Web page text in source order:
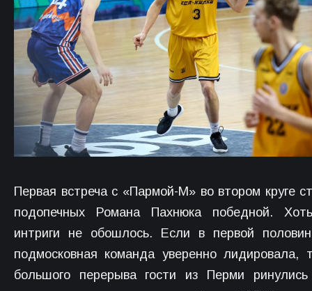
Первая встреча с «Пармой-М» во втором круге
подопечных Романа Пахнюка победной.
интриги не обошлось. Если в первой
подмосковная команда уверенно лидировала,
большого перерыва гости из Перми